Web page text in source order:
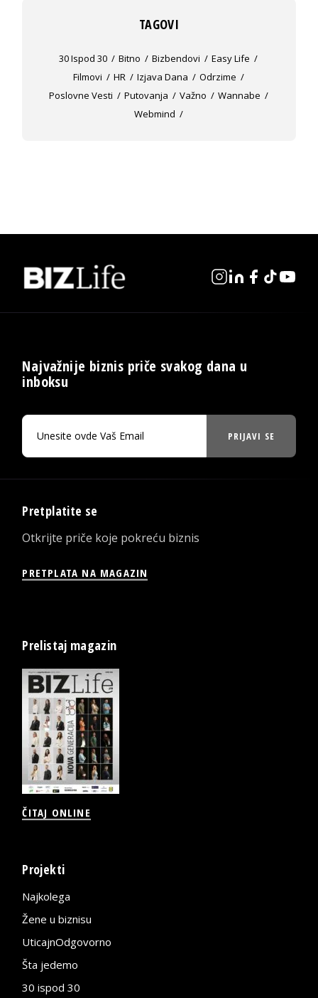
TAGOVI
30 Ispod 30 Bitno Bizbendovi
Easy Life
Filmovi
HR Izjava Dana
Odrzime
Poslovne Vesti
Putovanja Važno
Wannabe
Webmind
Najvažnije biznis priče svakog dana u
inboksu
PRIJAVI SE
Pretplatite se
Otkrijte priče koje pokreću biznis
PRETPLATA NA MAGAZIN
Prelistaj magazin
ČITAJ ONLINE
Projekti
Najkolega
Žene u biznisu
UticajnOdgovorno
Šta jedemo
30 ispod 30